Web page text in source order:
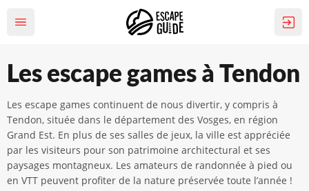
Les escape games à Tendon
Les escape games continuent de nous divertir, y compris à
Tendon, située dans le département des Vosges, en région
Grand Est. En plus de ses salles de jeux, la ville est appréciée
par les visiteurs pour son patrimoine architectural et ses
paysages montagneux. Les amateurs de randonnée à pied ou
en VTT peuvent profiter de la nature préservée toute l’année !